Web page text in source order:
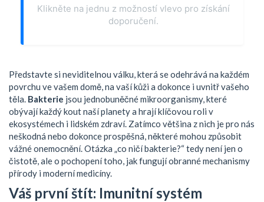
Klikněte na jednu z možností vlevo pro získání
doporučení.
Představte si neviditelnou válku, která se odehrává na každém
povrchu ve vašem domě, na vaší kůži a dokonce i uvnitř vašeho
těla. Bakterie jsou jednobuněčné mikroorganismy, které
obývají každý kout naší planety a hrají klíčovou roli v
ekosystémech i lidském zdraví. Zatímco většina z nich je pro nás
neškodná nebo dokonce prospěšná, některé mohou způsobit
vážné onemocnění. Otázka „co ničí bakterie?“ tedy není jen o
čistotě, ale o pochopení toho, jak fungují obranné mechanismy
přírody i moderní medicíny.
Váš první štít: Imunitní systém